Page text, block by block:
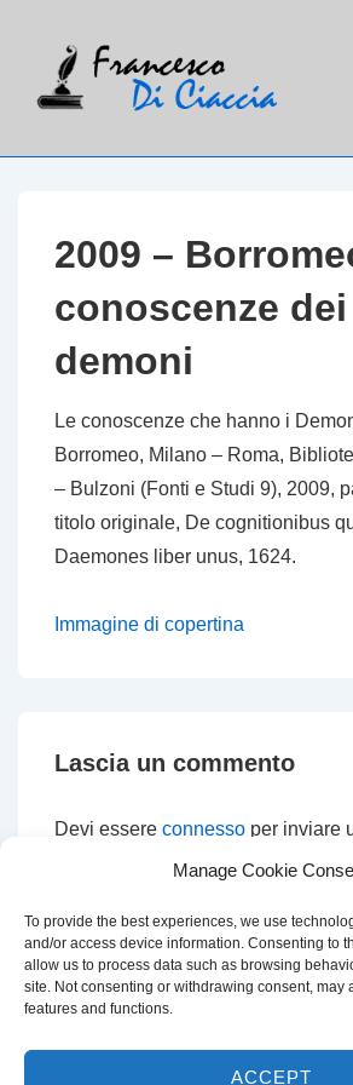
Manage Cookie
To provide the best experiences, we use
and/or access device information. Consenting to
allow us to process data such as browsing
site. Not consenting or withdrawing consent, may
features and functions.
ACCEPT
2009 –
conoscenze dei
demoni
Le conoscenze che hanno i
Borromeo, Milano – Roma,
– Bulzoni (Fonti e Studi 9), 2009,
titolo originale, De cognitionibus
Daemones liber unus, 1624.
Immagine di copertina
Lascia un commento
Devi essere connesso per inviare
CERCA
Cerca: